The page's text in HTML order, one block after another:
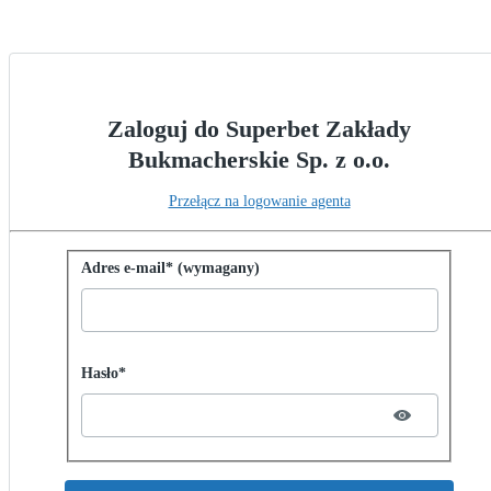
Zaloguj do Superbet Zakłady
Bukmacherskie Sp. z o.o.
Przełącz na logowanie agenta
Zaloguj się przy użyciu hasła
Adres e-mail* (wymagany)
Password hidden
Hasło*